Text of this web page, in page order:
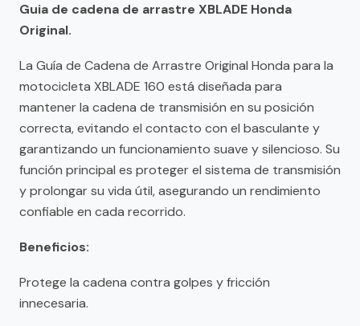
Guia de cadena de arrastre XBLADE Honda
Original.
La Guía de Cadena de Arrastre Original Honda para la
motocicleta XBLADE 160 está diseñada para
mantener la cadena de transmisión en su posición
correcta, evitando el contacto con el basculante y
garantizando un funcionamiento suave y silencioso. Su
función principal es proteger el sistema de transmisión
y prolongar su vida útil, asegurando un rendimiento
confiable en cada recorrido.
Beneficios:
Protege la cadena contra golpes y fricción
innecesaria.